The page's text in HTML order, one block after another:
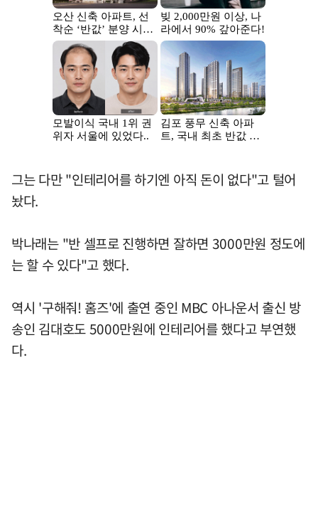
그는 다만 "인테리어를 하기엔 아직 돈이 없다"고 털어
놨다.
박나래는 "반 셀프로 진행하면 잘하면 3000만원 정도에
는 할 수 있다"고 했다.
역시 '구해줘! 홈즈'에 출연 중인 MBC 아나운서 출신 방
송인 김대호도 5000만원에 인테리어를 했다고 부연했
다.